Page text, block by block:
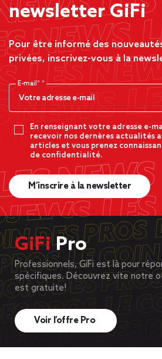
newsletter GiFi
Pour être informé des
privées, inscrivez-vous à la
E-mail*
En renseignant votre adresse e-
recevoir nos dernères actualités
articles et vous prenez
de confidentialité.
M’inscrire à la newsletter
GiFiPro
Professionnels, GiFi est là pour
spécifiques. Découvrez vite notre
est gratuite!
Voir l’offre Pro